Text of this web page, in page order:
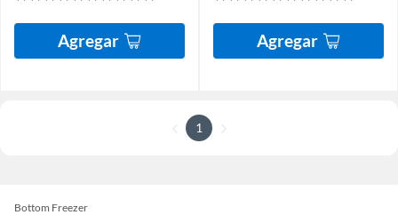
Agregar Agregar
1
Bottom Freezer